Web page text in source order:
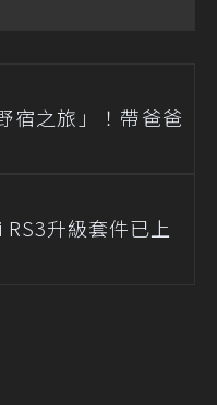
宿之旅」！帶爸爸
升級套件已上